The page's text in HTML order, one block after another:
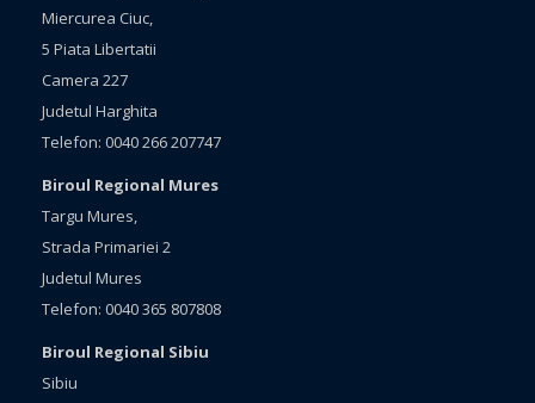
Miercurea Ciuc,
5 Piata Libertatii
Camera 227
Judetul Harghita
Telefon: 0040 266 207747
Biroul Regional Mures
Targu Mures,
Strada Primariei 2
Judetul Mures
Telefon: 0040 365 807808
Biroul Regional Sibiu
Sibiu